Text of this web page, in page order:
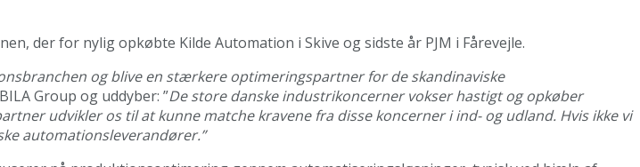
der for nylig opkøbte Kilde Automation i Skive og sidste år PJM i Fårevejle.
og blive en stærkere optimeringspartner for de skandinaviske
Group og uddyber: ”De store danske industrikoncerner vokser hastigt og opkøber
udvikler os til at kunne matche kravene fra disse koncerner i ind- og udland. Hvis ikke vi
automationsleverandører.”